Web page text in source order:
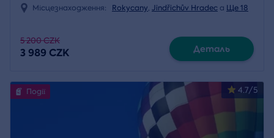
Місцезнаходження: Rokycany, Jindřichův Hradec a Ще 18
5 200 CZK
3 989 CZK Деталь
4.7/5
Події